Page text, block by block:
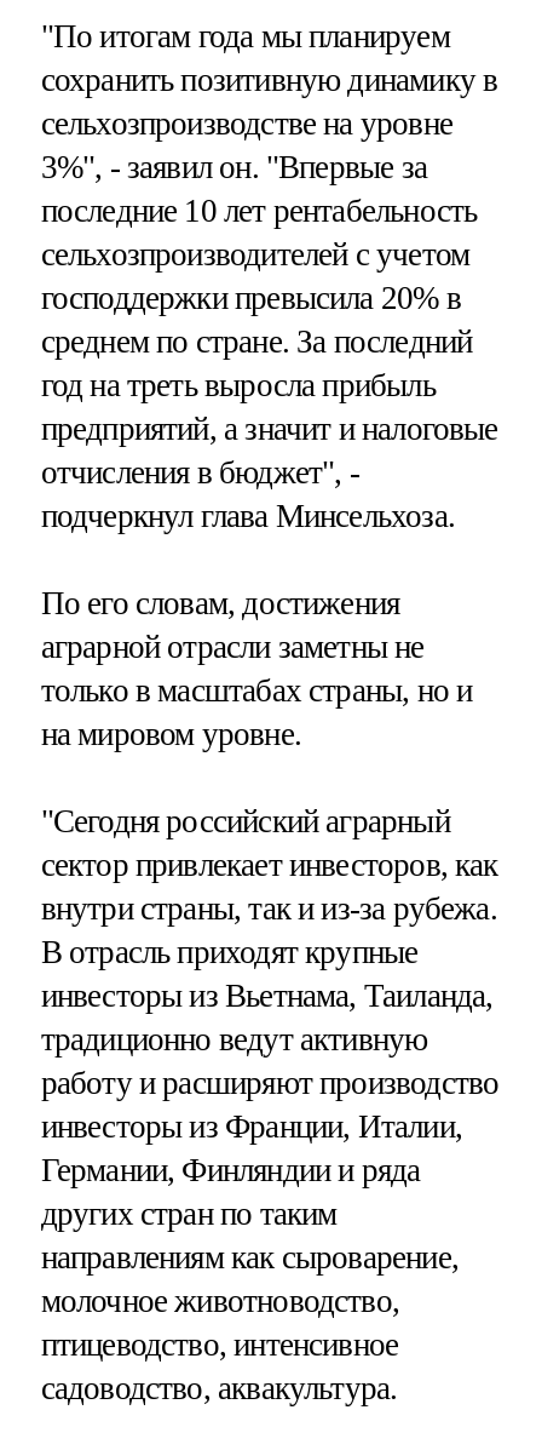
"По итогам года мы планируем
сохранить позитивную динамику в
сельхозпроизводстве на уровне
3%", - заявил он. "Впервые за
последние 10 лет рентабельность
сельхозпроизводителей с учетом
господдержки превысила 20% в
среднем по стране. За последний
год на треть выросла прибыль
предприятий, а значит и налоговые
отчисления в бюджет", -
подчеркнул глава Минсельхоза.
По его словам, достижения
аграрной отрасли заметны не
только в масштабах страны, но и
на мировом уровне.
"Сегодня российский аграрный
сектор привлекает инвесторов, как
внутри страны, так и из-за рубежа.
В отрасль приходят крупные
инвесторы из Вьетнама, Таиланда,
традиционно ведут активную
работу и расширяют производство
инвесторы из Франции, Италии,
Германии, Финляндии и ряда
других стран по таким
направлениям как сыроварение,
молочное животноводство,
птицеводство, интенсивное
садоводство, аквакультура.